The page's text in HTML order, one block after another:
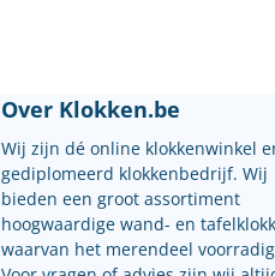
Over Klokken.be
Wij zijn dé online klokkenwinkel
gediplomeerd klokkenbedrijf. Wij
bieden een groot assortiment
hoogwaardige wand- en
waarvan het merendeel